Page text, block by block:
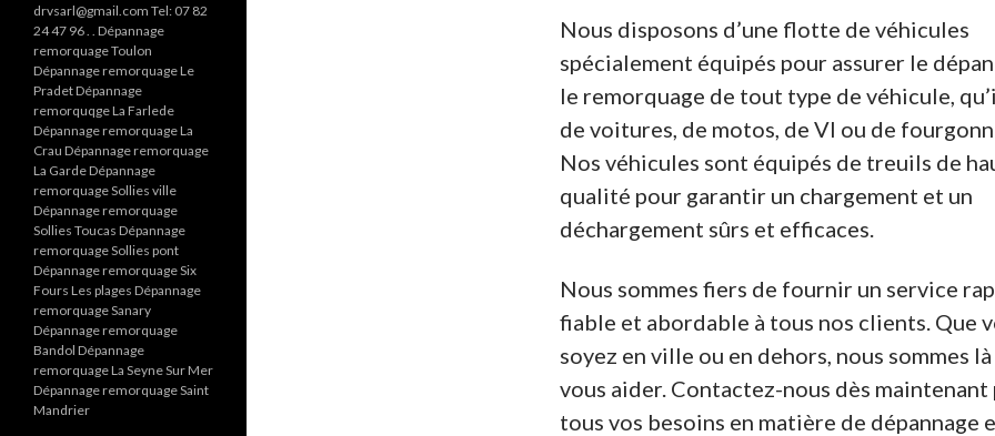
Nous disposons d’une flotte de véhicules
spécialement équipés pour assurer le
le remorquage de tout type de véhicule,
de voitures, de motos, de Vl ou de
Nos véhicules sont équipés de treuils de
qualité pour garantir un chargement et un
déchargement sûrs et efficaces.
Nous sommes fiers de fournir un service
fiable et abordable à tous nos clients. Que
soyez en ville ou en dehors, nous sommes
vous aider. Contactez-nous dès maintenant
tous vos besoins en matière de dépannage
drvsarl@gmail.com Tel: 07 82
24 47 96 . . Dépannage
remorquage Toulon
Dépannage remorquage Le
Pradet Dépannage
remorquqge La Farlede
Dépannage remorquage La
Crau Dépannage remorquage
La Garde Dépannage
remorquage Sollies ville
Dépannage remorquage
Sollies Toucas Dépannage
remorquage Sollies pont
Dépannage remorquage Six
Fours Les plages Dépannage
remorquage Sanary
Dépannage remorquage
Bandol Dépannage
remorquage La Seyne Sur Mer
Dépannage remorquage Saint
Mandrier